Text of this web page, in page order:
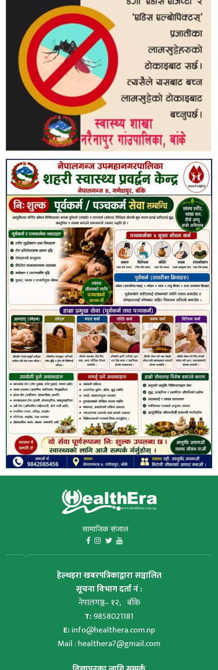
सामाजिक संजाल
हेल्थइरा खबरपत्रिकाद्वारा सञ्चालित
सूचना विभाग दर्ता नं :
नेपालगञ्ज– १२, बाँके
T:9858021181
E:info@healthera.com.np
Mail :healthera7@gmail.com